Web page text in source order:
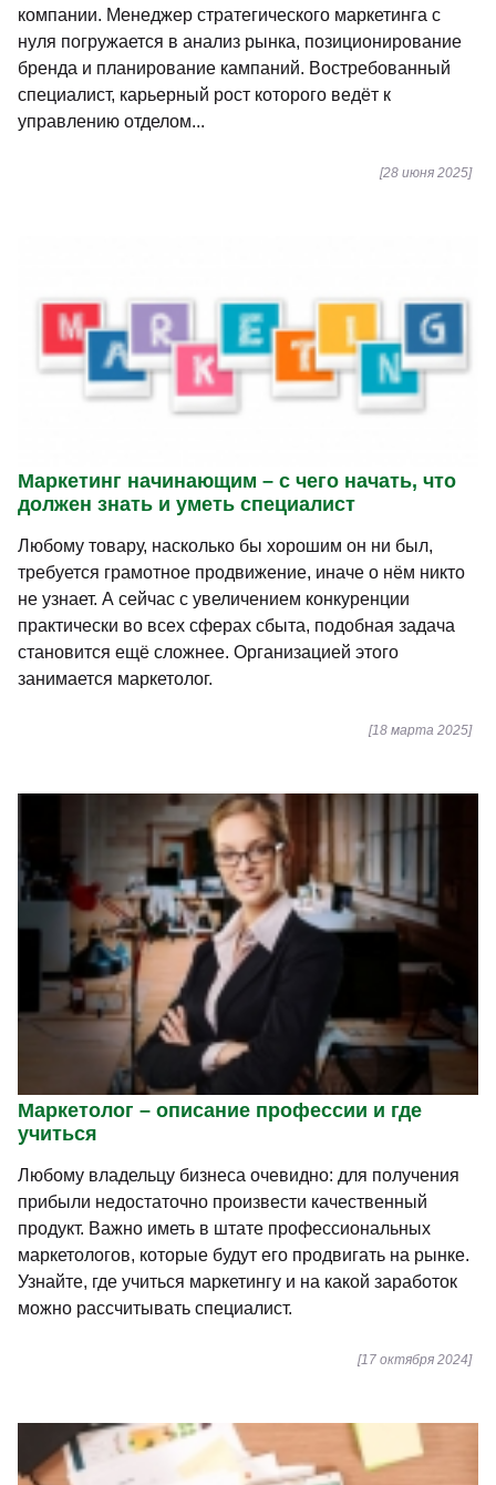
компании. Менеджер стратегического маркетинга с
нуля погружается в анализ рынка, позиционирование
бренда и планирование кампаний. Востребованный
специалист, карьерный рост которого ведёт к
управлению отделом...
[28 июня 2025]
Маркетинг начинающим – с чего начать, что
должен знать и уметь специалист
Любому товару, насколько бы хорошим он ни был,
требуется грамотное продвижение, иначе о нём никто
не узнает. А сейчас с увеличением конкуренции
практически во всех сферах сбыта, подобная задача
становится ещё сложнее. Организацией этого
занимается маркетолог.
[18 марта 2025]
Маркетолог – описание профессии и где
учиться
Любому владельцу бизнеса очевидно: для получения
прибыли недостаточно произвести качественный
продукт. Важно иметь в штате профессиональных
маркетологов, которые будут его продвигать на рынке.
Узнайте, где учиться маркетингу и на какой заработок
можно рассчитывать специалист.
[17 октября 2024]